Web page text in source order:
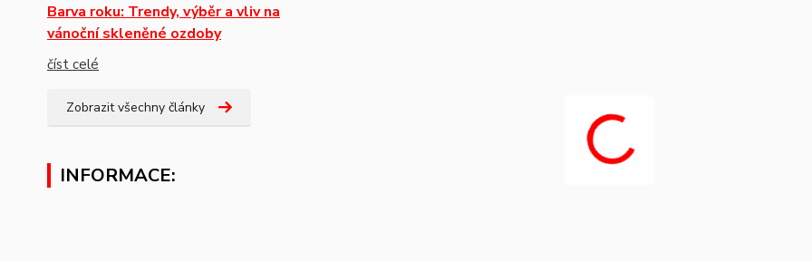
Barva roku: Trendy, výběr a vliv na
vánoční skleněné ozdoby
číst celé
Zobrazit všechny články
INFORMACE: